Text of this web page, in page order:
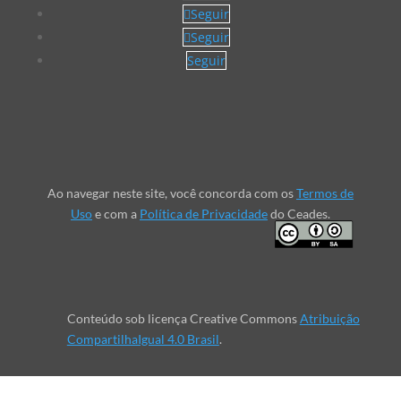
Seguir
Seguir
Seguir
Ao navegar neste site, você concorda com osTermos de
Usoe com a Política de Privacidadedo Ceades.
Conteúdo sob licença Creative CommonsAtribuição
CompartilhaIgual 4.0 Brasil.